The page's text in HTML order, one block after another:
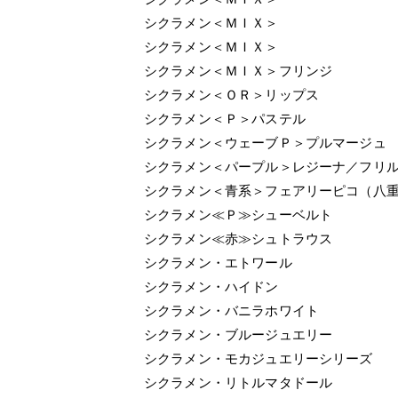
シクラメン＜ＭＩＸ＞
シクラメン＜ＭＩＸ＞
シクラメン＜ＭＩＸ＞フリンジ
シクラメン＜ＯＲ＞リップス
シクラメン＜Ｐ＞パステル
シクラメン＜ウェーブＰ＞プルマージュ
シクラメン＜パープル＞レジーナ／フリ
シクラメン＜青系＞フェアリーピコ（八
シクラメン≪Ｐ≫シューベルト
シクラメン≪赤≫シュトラウス
シクラメン・エトワール
シクラメン・ハイドン
シクラメン・バニラホワイト
シクラメン・ブルージュエリー
シクラメン・モカジュエリーシリーズ
シクラメン・リトルマタドール